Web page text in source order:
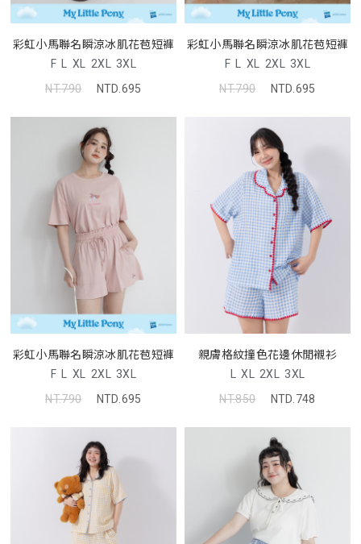
彩虹小馬聯名瞬涼冰肌花苞短褲
F L XL 2XL 3XL
NT.790
NTD.695
彩虹小馬聯名瞬涼冰肌花苞短褲
F L XL 2XL 3XL
NT.790
NTD.695
彩虹小馬聯名瞬涼冰肌花苞短褲
F L XL 2XL 3XL
NT.790
NTD.695
親膚格紋撞色花邊休閒襯衫
L XL 2XL 3XL
NT.850
NTD.748